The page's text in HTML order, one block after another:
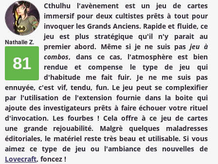
Nathalie Z.
81
Cthulhu l'avènementest un jeu de cartes
immersif pour deux cultistes prêts à tout pour
invoquer les Grands Anciens. Rapide et fluide, ce
jeu est plus stratégique qu'il n'y parait au
premier abord. Même si je ne suis pasjeu à
combos, dans ce cas, l'atmosphère est bien
rendue et compense le type de jeu qui
d'habitude me fait fuir. Je ne me suis pas
ennuyée, c'est vif, tendu, fun. Le jeu peut se complexifier
par l'utilisation de l'extension fournie dans la boite qui
ajoute des investigateurs prêts à faire échouer votre rituel
d'invocation. Les fourbes ! Cela offre à ce jeu de cartes
une grande rejouabilité. Malgrè quelques maladresses
éditoriales, le matériel reste très beau et utilisable. Si vous
aimez ce type de jeu ou l'ambiance des nouvelles de
Lovecraft, foncez !